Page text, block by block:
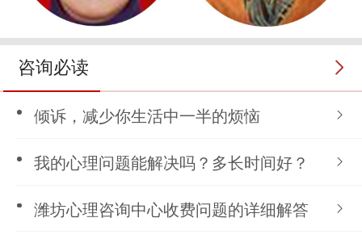
咨询必读
倾诉，减少你生活中一半的烦恼
我的心理问题能解决吗？多长时间好？
潍坊心理咨询中心收费问题的详细解答